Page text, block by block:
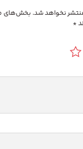
نخواهد شد. بخش‌های
*